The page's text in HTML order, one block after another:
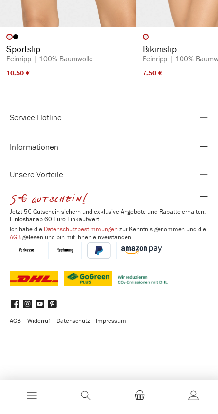
Artikelfarbe
Sportslip
Feinripp | 100% Baumwolle
10,50 €​
Artikelfarbe
Bikinislip
Feinripp | 100%
7,50 €​
Service-Hotline
Informationen
Unsere Vorteile
5€ gutschein!
Jetzt 5€ Gutschein sichern und exklusive Angebote und Rabatte erhalten.
Einlösbar ab 60 Euro Einkaufwert.
Ich habe die Datenschutzbestimmungen zur Kenntnis genommen und die
AGBgelesen und bin mit ihnen einverstanden.
FacebookInstagram
YouTubePinterest
AGB
Widerruf Datenschutz Impressum